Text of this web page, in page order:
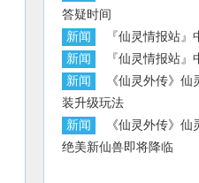
答疑时间
新闻
『仙灵情报站
新闻
『仙灵情报站
新闻
《仙灵外传》
装升级玩法
新闻
《仙灵外传》仙
绝美新仙兽即将降临